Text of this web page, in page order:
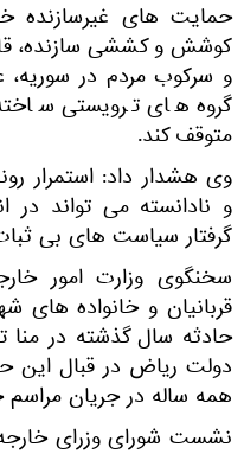
حمایت های غیرسازنده
کوشش و کششی سازنده،
و سرکوب مردم در
گروه های ترویستی
متوقف کند.
وی هشدار داد: استمرار
و نادانسته می تواند در
گرفتار سیاست های بی
سخنگوی وزارت امور
قربانیان و خانواده
حادثه سال گذشته در
دولت ریاض در قبال این
همه ساله در جریان
نشست شورای وزرای